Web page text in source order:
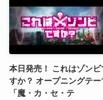
本日発売！ これはゾンビ
すか？ オープニングテー
「魔・カ・セ・テ